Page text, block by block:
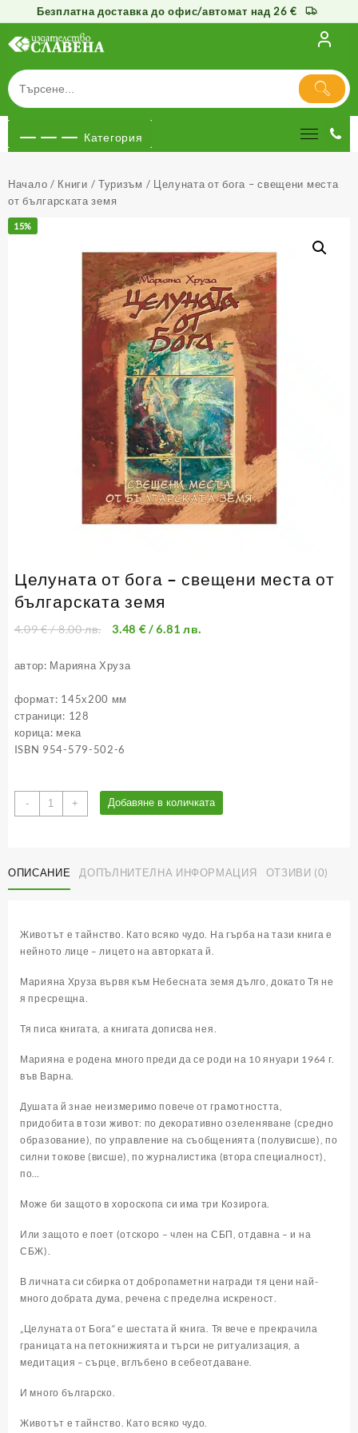
Безплатна доставка до офис/автомат над 26 €
съдържанието
Категория
Начало / Книги / Туризъм / Целуната от бога – свещени места
от българската земя
15%
Целуната от бога – свещени места от
българската земя
4.09€/ 8.00 лв. 3.48 €/ 6.81 лв.
автор: Марияна Хруза
формат: 145х200 мм
страници: 128
корица: мека
ISBN 954-579-502-6
-
количество
за
бога
от
българската
+ Добавяне в количката
ОПИСАНИЕ ДОПЪЛНИТЕЛНА ИНФОРМАЦИЯ ОТЗИВИ (0)
Животът е тайнство. Като всяко чудо. На гърба на тази книга е
нейното лице – лицето на авторката й.
Марияна Хруза вървя към Небесната земя дълго, докато Тя не
я пресрещна.
Тя писа книгата, а книгата дописва нея.
Марияна е родена много преди да се роди на 10 януари 1964 г.
във Варна.
Душата й знае неизмеримо повече от грамотността,
придобита в този живот: по декоративно озеленяване (средно
образование), по управление на съобщенията (полувисше), по
силни токове (висше), по журналистика (втора специалност),
по…
Може би защото в хороскопа си има три Козирога.
Или защото е поет (отскоро – член на СБП, отдавна – и на
СБЖ).
В личната си сбирка от добропаметни награди тя цени най-
много добрата дума, речена с пределна искреност.
„Целуната от Бога“ е шестата й книга. Тя вече е прекрачила
границата на петокнижията и търси не ритуализация, а
медитация – сърце, вглъбено в себеотдаване.
И много българско.
Животът е тайнство. Като всяко чудо.